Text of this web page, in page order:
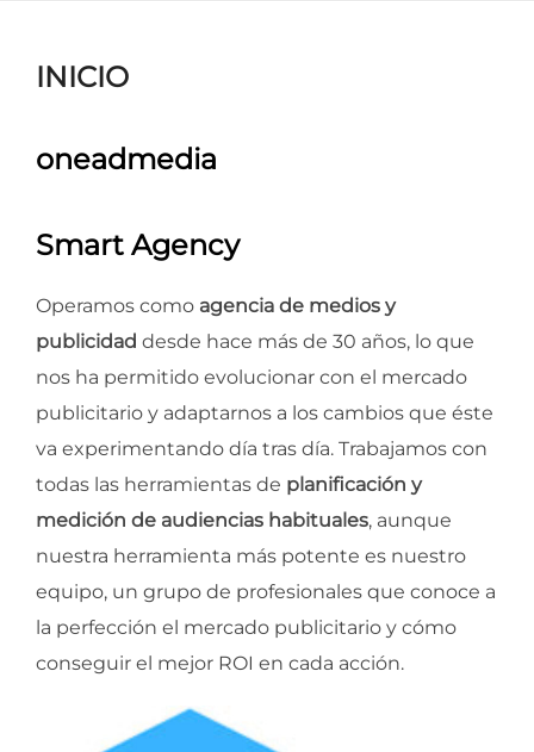
INICIO
oneadmedia
Smart Agency
Operamos como agencia de medios y
publicidad desde hace más de 30 años, lo que
nos ha permitido evolucionar con el mercado
publicitario y adaptarnos a los cambios que éste
va experimentando día tras día. Trabajamos con
todas las herramientas de planificación y
medición de audiencias habituales, aunque
nuestra herramienta más potente es nuestro
equipo, un grupo de profesionales que conoce a
la perfección el mercado publicitario y cómo
conseguir el mejor ROI en cada acción.